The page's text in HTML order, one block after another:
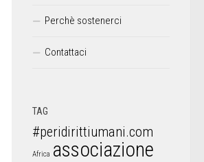
Perchè sostenerci
Contattaci
TAG
#peridirittiumani.com
Africa associazione